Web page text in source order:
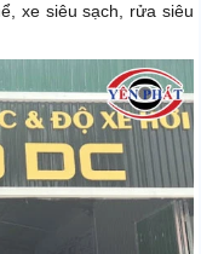
xe siêu sạch, rửa siêu